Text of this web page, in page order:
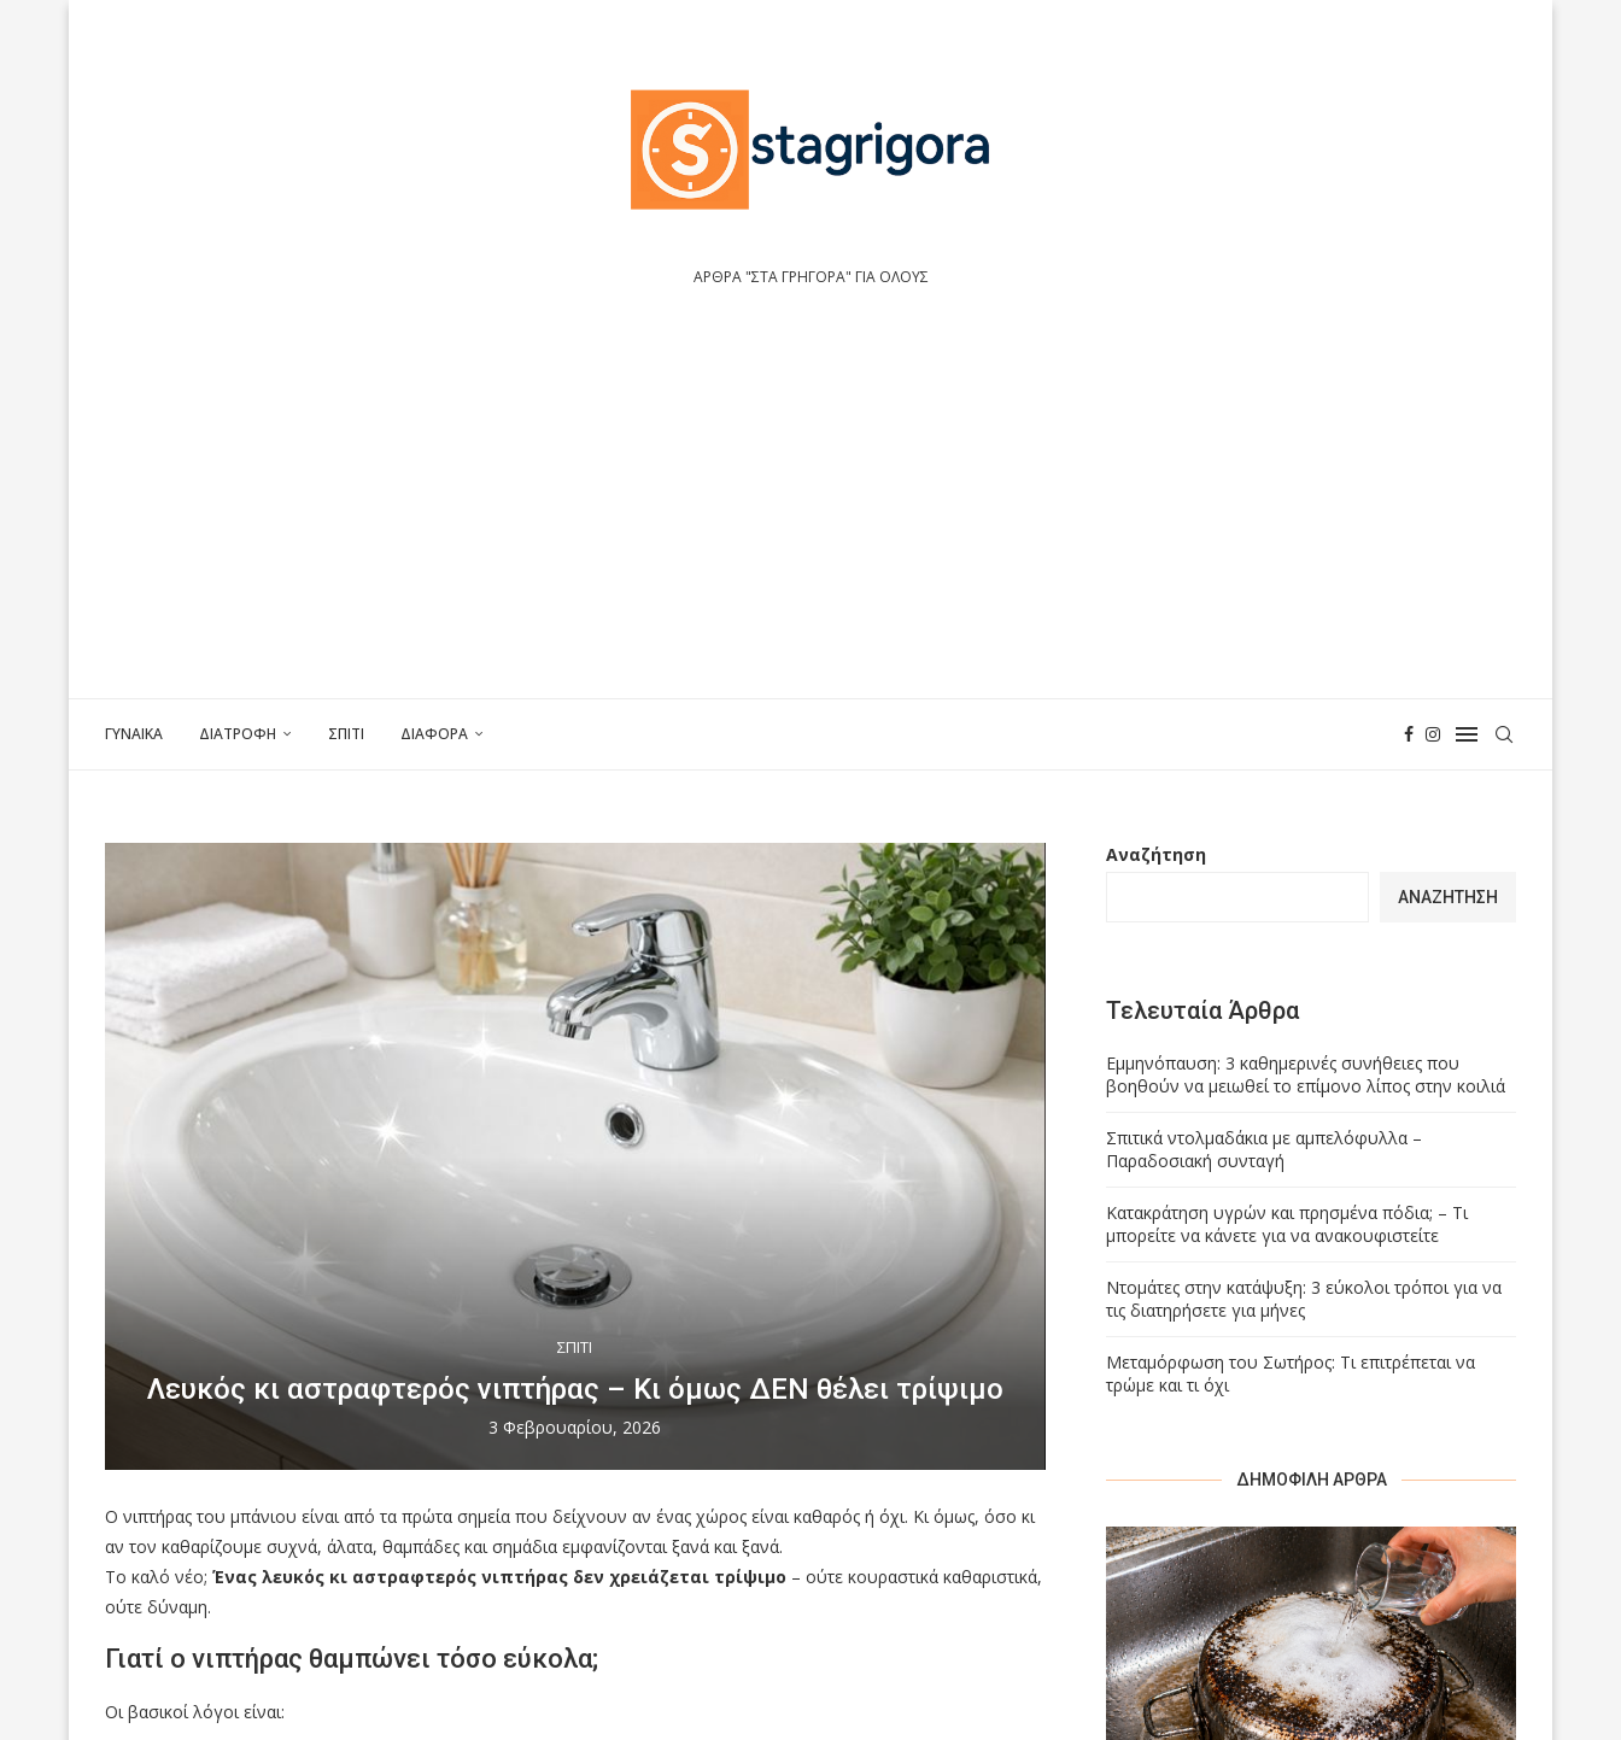
ΑΡΘΡΑ "ΣΤΑ ΓΡΗΓΟΡΑ" ΓΙΑ ΟΛΟΥΣ
ΓΥΝΑΙΚΑ ΔΙΑΤΡΟΦΗ ΣΠΙΤΙ ΔΙΑΦΟΡΑ
ΣΠΙΤΙ
Λευκός κι αστραφτερός νιπτήρας – Κι όμως ΔΕΝ θέλει τρίψιμο
3 Φεβρουαρίου, 2026
Ο νιπτήρας του μπάνιου είναι από τα πρώτα σημεία που δείχνουν αν ένας χώρος είναι καθαρός ή όχι. Κι όμως, όσο κι
αν τον καθαρίζουμε συχνά, άλατα, θαμπάδες και σημάδια εμφανίζονται ξανά και ξανά.
Το καλό νέο; Ένας λευκός κι αστραφτερός νιπτήρας δεν χρειάζεται τρίψιμο – ούτε κουραστικά καθαριστικά,
ούτε δύναμη.
Γιατί ο νιπτήρας θαμπώνει τόσο εύκολα;
Οι βασικοί λόγοι είναι:
Αναζήτηση
ΑΝΑΖΉΤΗΣΗ
Τελευταία Άρθρα
Εμμηνόπαυση: 3 καθημερινές συνήθειες που
βοηθούν να μειωθεί το επίμονο λίπος στην κοιλιά
Σπιτικά ντολμαδάκια με αμπελόφυλλα –
Παραδοσιακή συνταγή
Κατακράτηση υγρών και πρησμένα πόδια; – Τι
μπορείτε να κάνετε για να ανακουφιστείτε
Ντομάτες στην κατάψυξη: 3 εύκολοι τρόποι για να
τις διατηρήσετε για μήνες
Μεταμόρφωση του Σωτήρος: Τι επιτρέπεται να
τρώμε και τι όχι
ΔΗΜΟΦΙΛΉ ΆΡΘΡΑ